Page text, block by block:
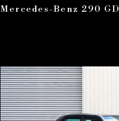
Mercedes-Benz 290 GD